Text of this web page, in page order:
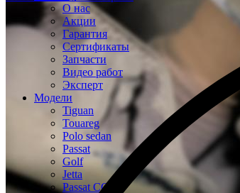
О нас
Акции
Гарантия
Сертификаты
Запчасти
Видео работ
Эксперт
Модели
Tiguan
Touareg
Polo sedan
Passat
Golf
Jetta
Passat CC